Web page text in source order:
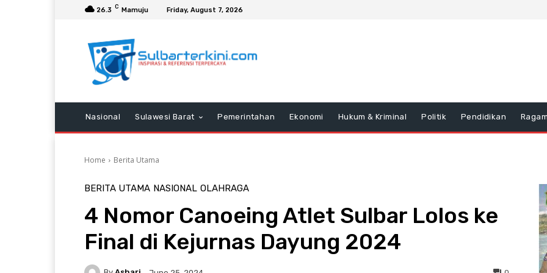
26.3 C Mamuju Friday, August 7, 2026
Nasional Sulawesi Barat Pemerintahan Ekonomi Hukum & Kriminal Politik Pendidikan
Home Berita Utama
BERITA UTAMA NASIONAL OLAHRAGA
4 Nomor Canoeing Atlet Sulbar Lolos ke
Final di Kejurnas Dayung 2024